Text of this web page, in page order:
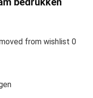
from wishlist 0